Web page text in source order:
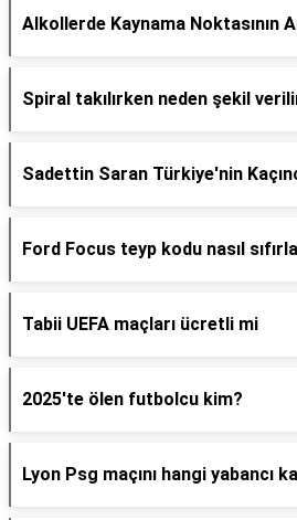
Alkollerde Kaynama Noktasının
Spiral takılırken neden şekil
Sadettin Saran Türkiye'nin
Ford Focus teyp kodu nasıl
Tabii UEFA maçları ücretli mi
2025'te ölen futbolcu kim?
Lyon Psg maçını hangi yabancı